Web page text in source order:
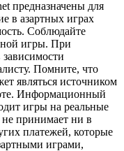
предназначены для
в азартных играх
Соблюдайте
игры. При
Помните, что
являться источником
Информационный
игры на реальные
принимает ни в
платежей, которые
играми,